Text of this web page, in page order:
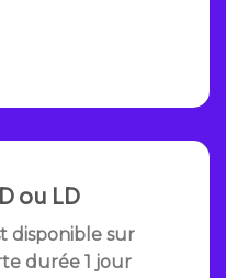
ou LD
disponible sur
durée 1 jour